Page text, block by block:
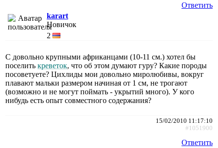
Ответить
karart
Новичок
2
С довольно крупными африканцами (10-11 см.) хотел бы
поселить креветок, что об этом думают гуру? Какие породы
посоветуете? Цихлиды мои довольно миролюбивы, вокруг
плавают мальки размером начиная от 1 см, не трогают
(возможно и не могут поймать - укрытий много). У кого
нибудь есть опыт совместного содержания?
15/02/2010 11:17:10
#1051900
Ответить